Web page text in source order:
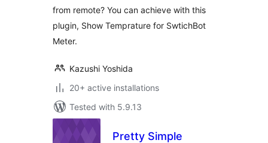
from remote? You can achieve with this
plugin, Show Temprature for SwtichBot
Meter.
Kazushi Yoshida
20+ active installations
Tested with 5.9.13
Pretty Simple